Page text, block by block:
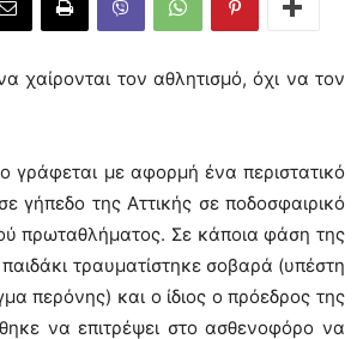
χαίρονται τον αθλητισμό, όχι να τον
γράφεται με αφορμή ένα περιστατικό
γήπεδο της Αττικής σε ποδοσφαιρικό
πρωταθλήματος. Σε κάποια φάση της
τραυματίστηκε σοβαρά (υπέστη
περόνης) και ο ίδιος ο πρόεδρος της
να επιτρέψει στο ασθενοφόρο να